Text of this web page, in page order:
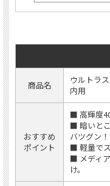
商品名
ウルトラ
内用
おすすめ
ポイント
■ 高輝度
■ 暗いと
バツグン！
■ 軽量で
■ メディ
け。